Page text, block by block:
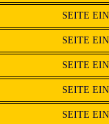
SEITE
SEITE
SEITE
SEITE
SEITE